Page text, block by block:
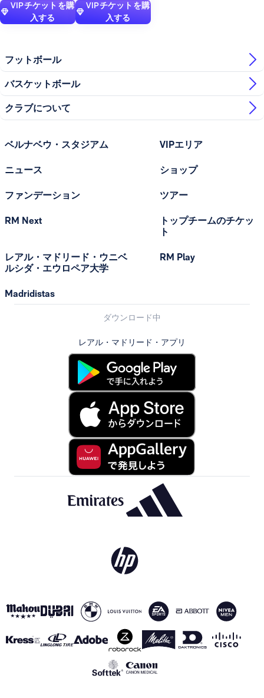
VIPチケットを購
入する
VIPチケットを購
入する
フットボール
バスケットボール
クラブについて
ベルナベウ・スタジアム
ニュース
ファンデーション
RM Next
レアル・マドリード・ウニベ
ルシダ・エウロペア大学
Madridistas
VIPエリア
ショップ
ツアー
トップチームのチケッ
ト
RM Play
ダウンロード中
レアル・マドリード・アプリ